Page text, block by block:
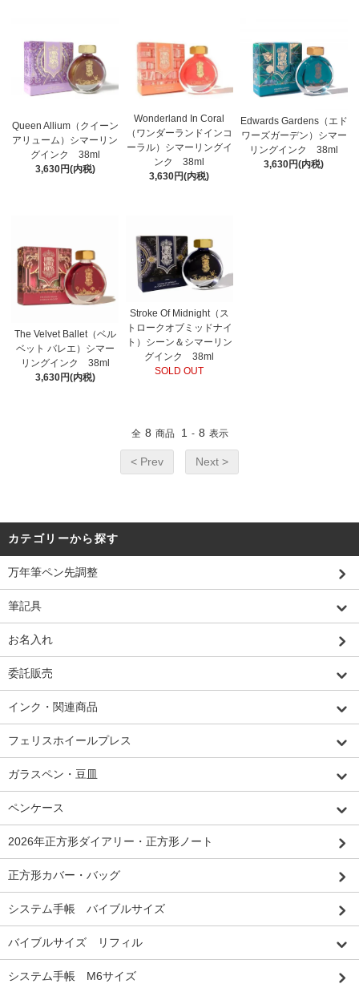
Queen Allium（クイーン
アリューム）シマーリン
グインク 38ml
3,630円(内税)
Wonderland In Coral
（ワンダーランドインコ
ーラル）シマーリングイ
ンク 38ml
3,630円(内税)
Edwards Gardens（エド
ワーズガーデン）シマー
リングインク 38ml
3,630円(内税)
The Velvet Ballet（ベル
ベット バレエ）シマー
リングインク 38ml
3,630円(内税)
Stroke Of Midnight（ス
トロークオブミッドナイ
ト）シーン＆シマーリン
グインク 38ml
SOLD OUT
全 8 商品 1 - 8 表示
< Prev Next >
カテゴリーから探す
万年筆ペン先調整
筆記具
お名入れ
委託販売
インク・関連商品
フェリスホイールプレス
ガラスペン・豆皿
ペンケース
2026年正方形ダイアリー・正方形ノート
正方形カバー・バッグ
システム手帳 バイブルサイズ
バイブルサイズ リフィル
システム手帳 M6サイズ